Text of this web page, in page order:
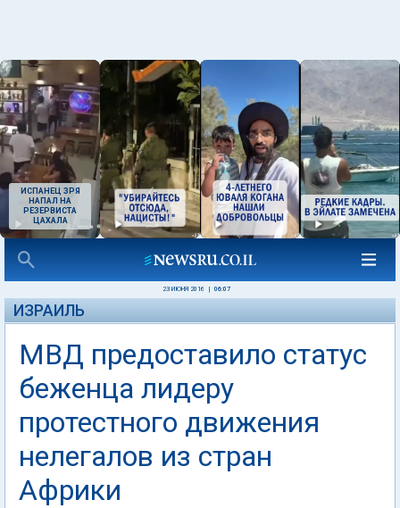
ИСПАНЕЦ ЗРЯ
НАПАЛ НА
РЕЗЕРВИСТА
ЦАХАЛА
23 ИЮНЯ 2016 06:07
ИЗРАИЛЬ
МВД предоставило статус
беженца лидеру
протестного движения
нелегалов из стран
Африки